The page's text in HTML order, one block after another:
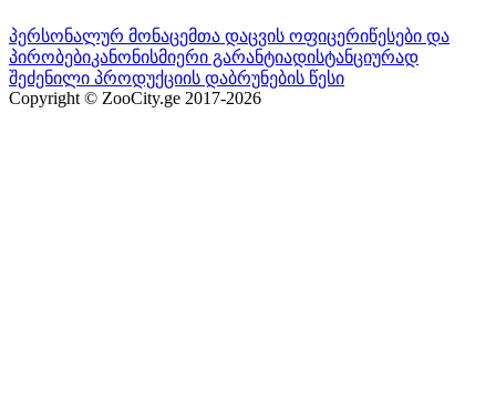
პერსონალურ მონაცემთა დაცვის ოფიცერიწესები და
პირობებიკანონისმიერი გარანტიადისტანციურად
შეძენილი პროდუქციის დაბრუნების წესი
Copyright © ZooCity.ge 2017-2026